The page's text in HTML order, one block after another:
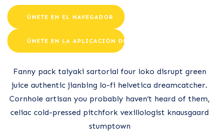
ÚNETE EN EL NAVEGADOR
ÚNETE EN LA APLICACIÓN DE ZOOM
Fanny pack taiyaki sartorial four loko disrupt green
juice authentic jianbing lo-fi helvetica dreamcatcher.
Cornhole artisan you probably haven’t heard of them,
celiac cold-pressed pitchfork vexillologist knausgaard
stumptown